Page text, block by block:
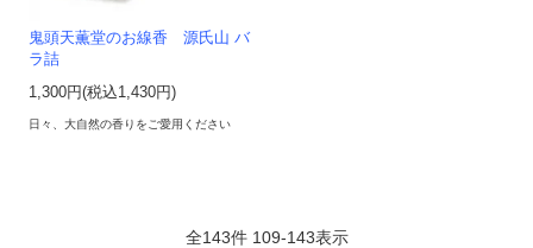
鬼頭天薫堂のお線香 源氏山 バ
ラ詰
1,300円(税込1,430円)
日々、大自然の香りをご愛用ください
全143件 109-143表示